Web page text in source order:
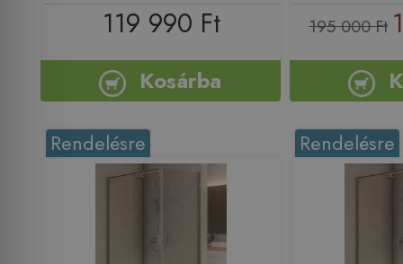
119 990 Ft
Kosárba
195 000 Ft
Rendelésre Rendelésre